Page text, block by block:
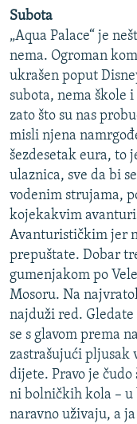
TRI DECENIJE OD RATA
SVE KARTE DEJTONA
NASTANAK I RASPAD
Subota
„Aqua Palace“ je
nema. Ogroman
ukrašen poput
subota, nema škole
zato što su nas
misli njena
šezdesetak eura, to
ulaznica, sve da bi
vodenim strujama,
kojekakvim
Avanturističkim jer
prepuštate. Dobar
gumenjakom po
Mosoru. Na
najduži red.
se s glavom prema
zastrašujući pljusak
dijete. Pravo je
ni bolničkih kola – u
naravno uživaju, a